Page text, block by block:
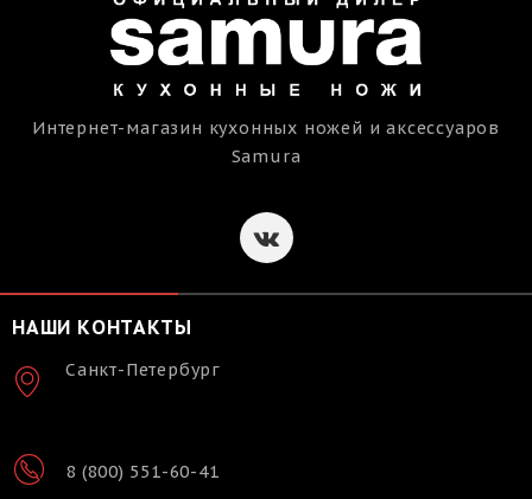
Интернет-магазин кухонных ножей и аксессуаров
Samura
НАШИ КОНТАКТЫ
Санкт-Петербург
8 (800) 551-60-41